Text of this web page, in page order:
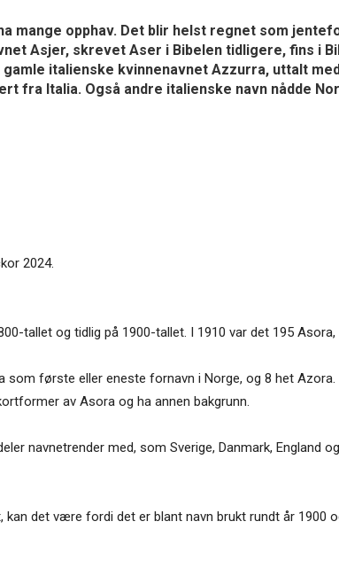
mange opphav. Det blir helst regnet som
Asjer, skrevet Aser i Bibelen tidligere, fins i
italienske kvinnenavnet Azzurra, uttalt
fra Italia. Også andre italienske navn nådde
2024.
tallet og tidlig på 1900-tallet. I 1910 var det 195
som første eller eneste fornavn i Norge, og 8 het
av Asora og ha annen bakgrunn.
navnetrender med, som Sverige, Danmark, England og
det være fordi det er blant navn brukt rundt år 1900